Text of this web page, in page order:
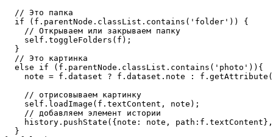
  // Это папка
  if (f.parentNode.classList.contains('folder')) {
    // Открываем или закрываем папку
    self.toggleFolders(f);
  }
  // Это картинка
  else if (f.parentNode.classList.contains('photo')){
note = f.dataset ? f.dataset.note :
    // отрисовываем картинку
    self.loadImage(f.textContent, note);
    // добавляем элемент истории
history.pushState({note: note,
  }